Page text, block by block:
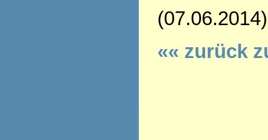
(07.06.2014)
«« zurück